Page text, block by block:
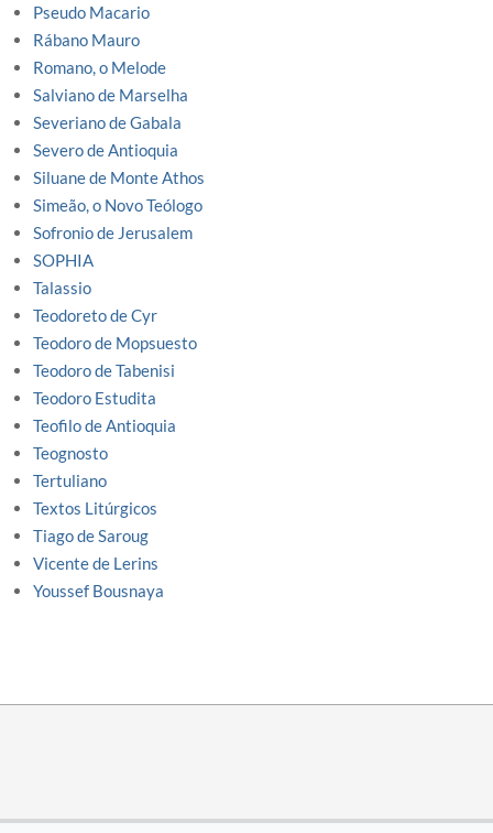
Pseudo Macario
Rábano Mauro
Romano, o Melode
Salviano de Marselha
Severiano de Gabala
Severo de Antioquia
Siluane de Monte Athos
Simeão, o Novo Teólogo
Sofronio de Jerusalem
SOPHIA
Talassio
Teodoreto de Cyr
Teodoro de Mopsuesto
Teodoro de Tabenisi
Teodoro Estudita
Teofilo de Antioquia
Teognosto
Tertuliano
Textos Litúrgicos
Tiago de Saroug
Vicente de Lerins
Youssef Bousnaya